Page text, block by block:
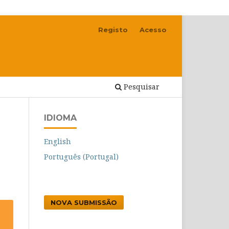
Pesquisar
Registo Acesso
IDIOMA
English
Português (Portugal)
NOVA SUBMISSÃO